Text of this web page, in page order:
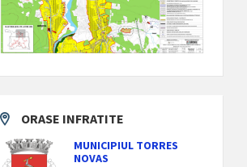
ORASE INFRATITE
MUNICIPIUL TORRES
NOVAS